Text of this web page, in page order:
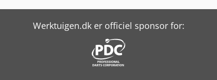
Werktuigen.dk er officiel sponsor for: